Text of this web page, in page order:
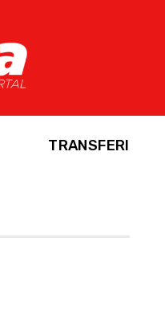
TRANSFERI